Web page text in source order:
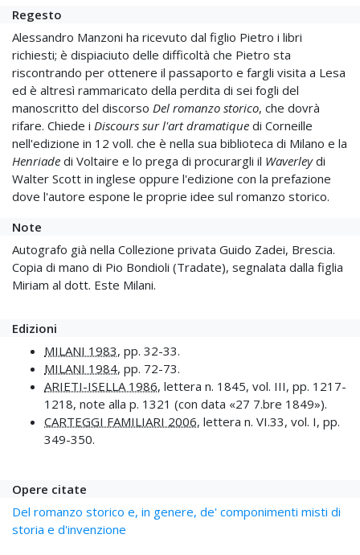
Regesto
Alessandro Manzoni ha ricevuto dal figlio Pietro i libri
richiesti; è dispiaciuto delle difficoltà che Pietro sta
riscontrando per ottenere il passaporto e fargli visita a Lesa
ed è altresì rammaricato della perdita di sei fogli del
manoscritto del discorso Del romanzo storico, che dovrà
rifare. Chiede i Discours sur l'art dramatique di Corneille
nell'edizione in 12 voll. che è nella sua biblioteca di Milano e la
Henriade di Voltaire e lo prega di procurargli il Waverleydi
Walter Scott in inglese oppure l'edizione con la prefazione
dove l'autore espone le proprie idee sul romanzo storico.
Note
Autografo già nella Collezione privata Guido Zadei, Brescia.
Copia di mano di Pio Bondioli (Tradate), segnalata dalla figlia
Miriam al dott. Este Milani.
Edizioni
MILANI 1983, pp. 32-33.
MILANI 1984, pp. 72-73.
ARIETI-ISELLA 1986, lettera n. 1845, vol. III, pp. 1217-
1218, note alla p. 1321 (con data «27 7.bre 1849»).
CARTEGGI FAMILIARI 2006, lettera n. VI.33, vol. I, pp.
349-350.
Opere citate
Del romanzo storico e, in genere, de' componimenti misti di
storia e d'invenzione